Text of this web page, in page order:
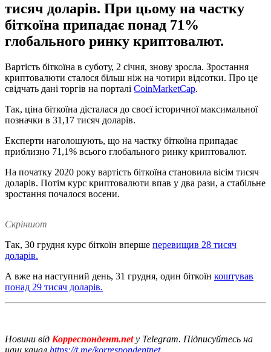
тисяч доларів. При цьому на частку
біткоїна припадає понад 71%
глобального ринку криптовалют.
Вартість біткоїна в суботу, 2 січня, знову зросла. Зростання
криптовалюти сталося більш ніж на чотири відсотки. Про це
свідчать дані торгів на порталі CoinMarketCap.
Так, ціна біткоїна дісталася до своєї історичної максимальної
позначки в 31,17 тисяч доларів.
Експерти наголошують, що на частку біткоїна припадає
приблизно 71,1% всього глобального ринку криптовалют.
На початку 2020 року вартість біткоїна становила вісім тисяч
доларів. Потім курс криптовалюти впав у два рази, а стабільне
зростання почалося восени.
Скріншот
Так, 30 грудня курс біткоїн вперше перевищив 28 тисяч
доларів.
А вже на наступний день, 31 грудня, один біткоїн коштував
понад 29 тисяч доларів.
Новини від Корреспондент.netу Telegram. Підписуйтесь на
наш канал https://t.me/korrespondentnet